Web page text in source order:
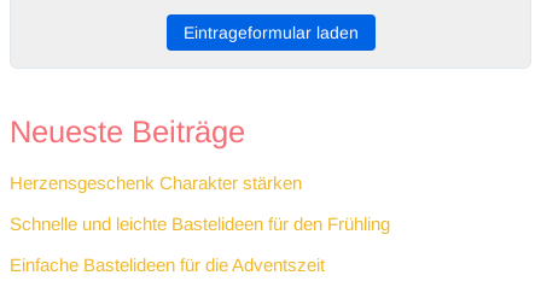
Eintrageformular laden
Neueste Beiträge
Herzensgeschenk Charakter stärken
Schnelle und leichte Bastelideen für den Frühling
Einfache Bastelideen für die Adventszeit